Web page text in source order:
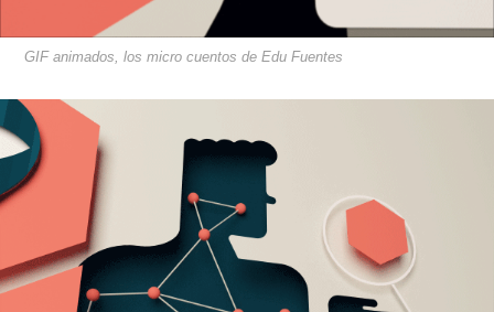
GIF animados, los micro cuentos de Edu Fuentes